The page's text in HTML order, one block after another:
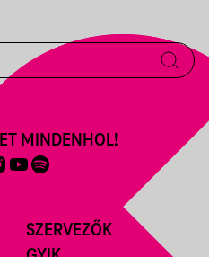
SZERVEZŐK
MINDENHOL!